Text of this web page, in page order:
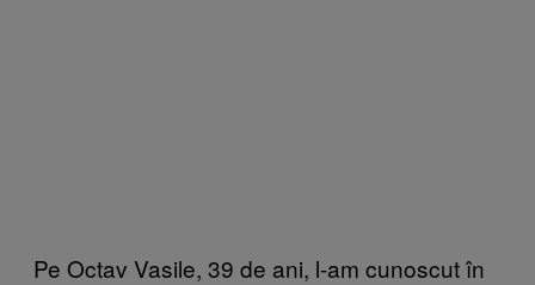
Pe Octav Vasile, 39 de ani, l-am cunoscut în